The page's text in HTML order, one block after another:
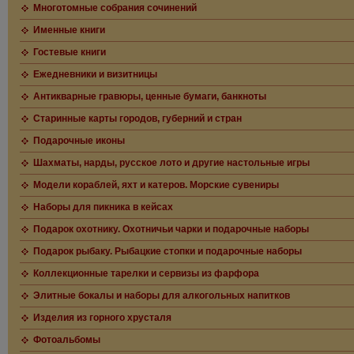
Многотомные собрания сочинений
Именные книги
Гостевые книги
Ежедневники и визитницы
Антикварные гравюры, ценные бумаги, банкноты
Старинные карты городов, губерний и стран
Подарочные иконы
Шахматы, нарды, русское лото и другие настольные игры
Модели кораблей, яхт и катеров. Морские сувениры
Наборы для пикника в кейсах
Подарок охотнику. Охотничьи чарки и подарочные наборы
Подарок рыбаку. Рыбацкие стопки и подарочные наборы
Коллекционные тарелки и сервизы из фарфора
Элитные бокалы и наборы для алкогольных напитков
Изделия из горного хрусталя
Фотоальбомы